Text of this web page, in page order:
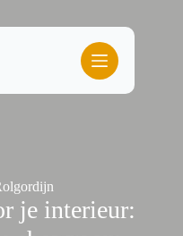
je interieur: